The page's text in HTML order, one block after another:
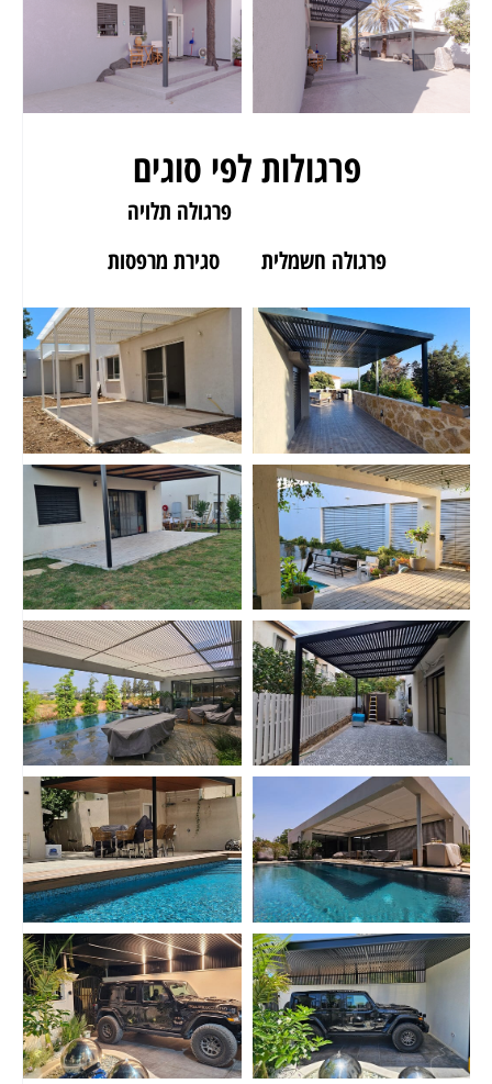
פרגולות לפי סוגים
פרגולה תלויה
פרגולה חשמלית
סגירת מרפסות